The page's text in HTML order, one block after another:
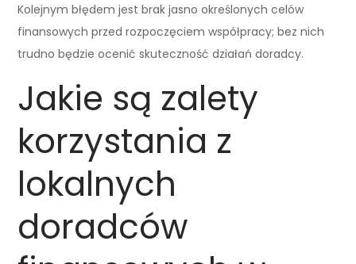
Kolejnym błędem jest brak jasno określonych celów
finansowych przed rozpoczęciem współpracy; bez nich
trudno będzie ocenić skuteczność działań doradcy.
Jakie są zalety
korzystania z
lokalnych
doradców